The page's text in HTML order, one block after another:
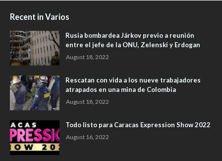
Recent in Varios
Rusia bombardea Járkov previo a reunión
entre el jefe de la ONU, Zelenski y Erdogan
August 18, 2022
Rescatan con vida a los nueve trabajadores
atrapados en una mina de Colombia
August 18, 2022
Todo listo para Caracas Expression Show 2022
August 16, 2022